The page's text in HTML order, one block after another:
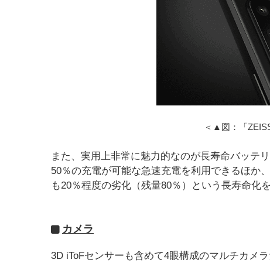
＜▲図：「
また、実用上非常に魅力的なのが長寿命バッテ
50％の充電が可能な急速充電を利用できるほか
も20％程度の劣化（残量80％）という長寿命化
カメラ
3D iToFセンサーも含めて4眼構成のマルチカメ